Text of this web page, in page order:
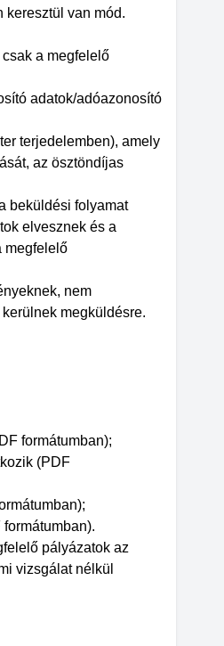
keresztül van mód.
a megfelelő
adatok/adóazonosító
terjedelemben), amely
az ösztöndíjas
beküldési folyamat
elvesznek és a
megfelelő
nem
megküldésre.
formátumban);
(PDF
pályázatok az
vizsgálat nélkül